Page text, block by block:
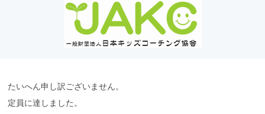
たいへん申し訳ございません。
定員に達しました。